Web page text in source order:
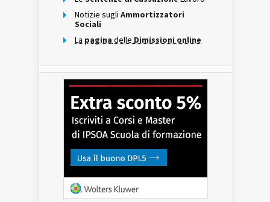
Notizie sugli Ammortizzatori
Sociali
La pagina delle Dimissioni online